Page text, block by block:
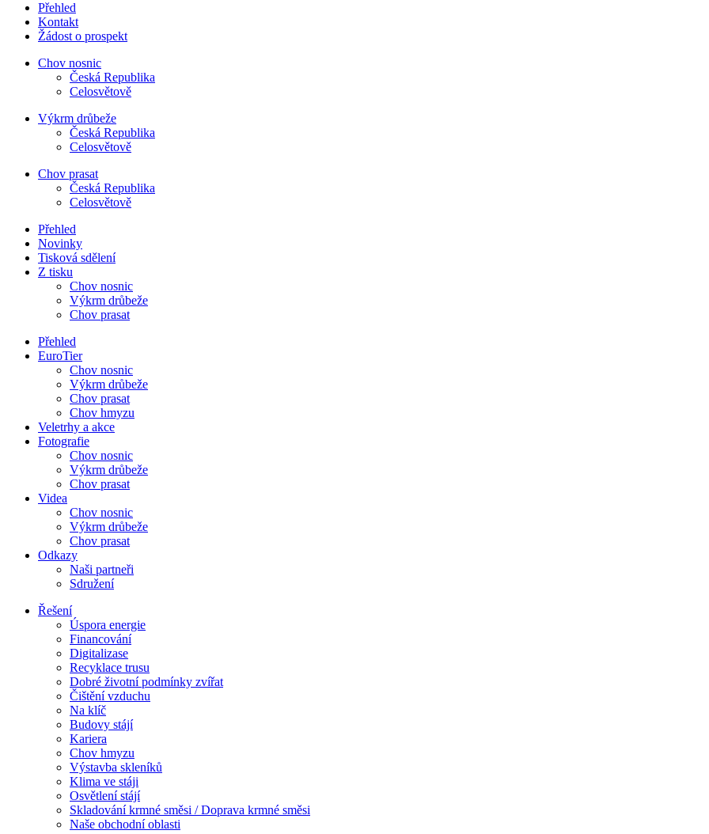
Přehled
Kontakt
Žádost o prospekt
Chov nosnic
Česká Republika
Celosvětově
Výkrm drůbeže
Česká Republika
Celosvětově
Chov prasat
Česká Republika
Celosvětově
Přehled
Novinky
Tisková sdělení
Z tisku
Chov nosnic
Výkrm drůbeže
Chov prasat
Přehled
EuroTier
Chov nosnic
Výkrm drůbeže
Chov prasat
Chov hmyzu
Veletrhy a akce
Fotografie
Chov nosnic
Výkrm drůbeže
Chov prasat
Videa
Chov nosnic
Výkrm drůbeže
Chov prasat
Odkazy
Naši partneři
Sdružení
Řešení
Úspora energie
Financování
Digitalizase
Recyklace trusu
Dobré životní podmínky zvířat
Čištění vzduchu
Na klíč
Budovy stájí
Kariera
Chov hmyzu
Výstavba skleníků
Klima ve stáji
Osvětlení stájí
Skladování krmné směsi / Doprava krmné směsi
Naše obchodní oblasti